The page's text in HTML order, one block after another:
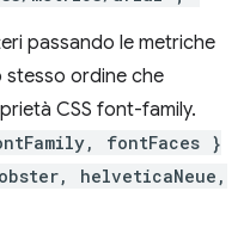
passando le metriche
stesso ordine che
CSS font-family.
fontFaces }
helveticaNeue,